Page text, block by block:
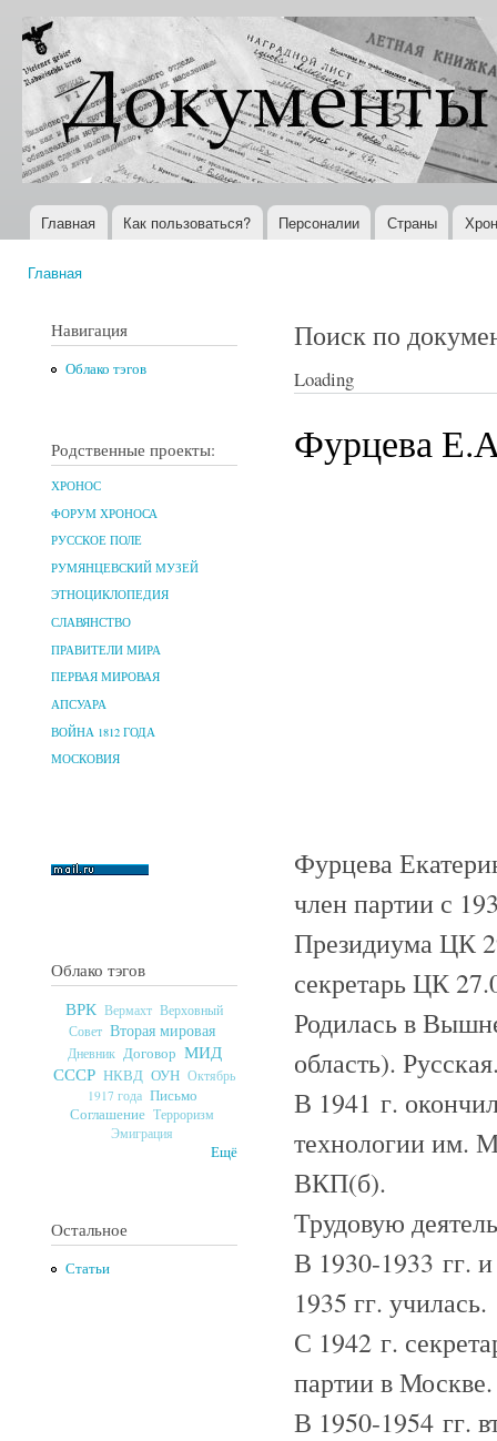
Документы
XX века
Всемирная
история в
Интернете
Главное меню
Главная Как пользоваться? Персоналии Страны
Главная
Навигация
Облако тэгов
Родственные проекты:
ХРОНОС
ФОРУМ ХРОНОСА
РУССКОЕ ПОЛЕ
РУМЯНЦЕВСКИЙ МУЗЕЙ
ЭТНОЦИКЛОПЕДИЯ
СЛАВЯНСТВО
ПРАВИТЕЛИ МИРА
ПЕРВАЯ МИРОВАЯ
АПСУАРА
ВОЙНА 1812 ГОДА
МОСКОВИЯ
Облако тэгов
ВРК Вермахт Верховный
Совет Вторая мировая
Дневник Договор МИД
СССР НКВД ОУН Октябрь
1917 года Письмо
Соглашение Терроризм
Эмиграция
Ещё
Остальное
Статьи
Поиск по
Loading
Фурцева
Фурцева
член партии с
Президиума ЦК
секретарь ЦК
Родилась в
область).
В 1941 г.
технологии им.
ВКП(б).
Трудовую
В 1930-1933 гг.
1935 гг. училась.
С 1942 г.
партии в Москве.
В 1950-1954 гг.